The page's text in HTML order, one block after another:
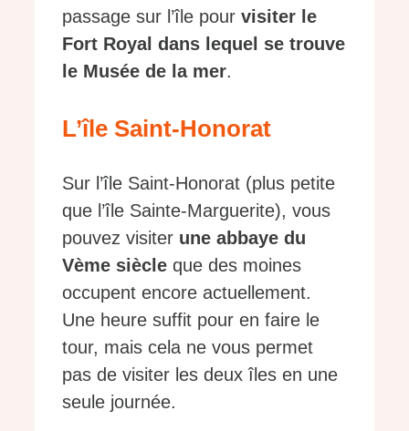
passage sur l’île pour visiter le
Fort Royal dans lequel se trouve
le Musée de la mer.
L’île Saint-Honorat
Sur l’île Saint-Honorat (plus petite
que l’île Sainte-Marguerite), vous
pouvez visiter une abbaye du
Vème siècle que des moines
occupent encore actuellement.
Une heure suffit pour en faire le
tour, mais cela ne vous permet
pas de visiter les deux îles en une
seule journée.